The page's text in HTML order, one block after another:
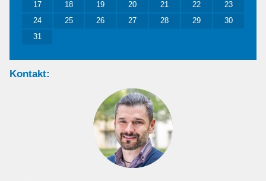
17
18 19 20 21 22
23
24
25 26 27 28 29
30
31
Kontakt: